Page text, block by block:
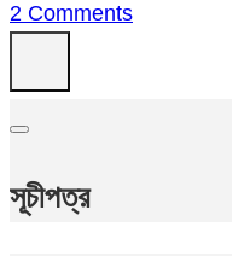
2 Comments
সূচীপত্র